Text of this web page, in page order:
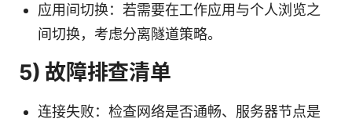
应用间切换：若需要在工作应用与个人浏览之
间切换，考虑分离隧道策略。
5) 故障排查清单
连接失败：检查网络是否通畅、服务器节点是